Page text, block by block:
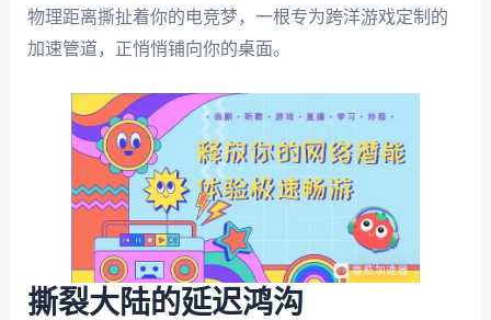
物理距离撕扯着你的电竞梦，一根专为跨洋游戏定制的
加速管道，正悄悄铺向你的桌面。
撕裂大陆的延迟鸿沟